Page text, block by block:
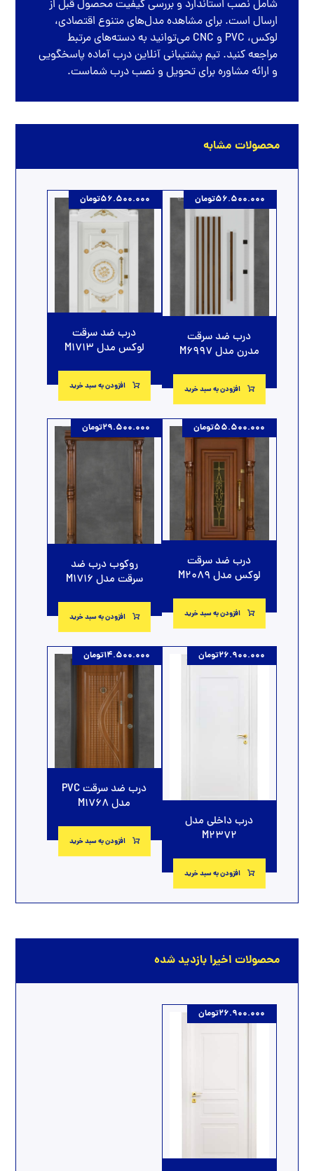
شامل نصب استاندارد و بررسی کیفیت محصول قبل از
ارسال است. برای مشاهده مدل‌های متنوع اقتصادی،
لوکس، PVC و CNC می‌توانید به دسته‌های مرتبط
مراجعه کنید. تیم پشتیبانی آنلاین درب آماده پاسخگویی
و ارائه مشاوره برای تحویل و نصب درب شماست.
محصولات مشابه
درب ضد سرقت
مدرن مدل M6997
56.500.000تومان
افزودن به سبد خرید
درب ضد سرقت
لوکس مدل M1713
56.500.000تومان
افزودن به سبد خرید
درب ضد سرقت
لوکس مدل M2089
55.500.000تومان
افزودن به سبد خرید
روکوب درب ضد
سرقت مدل M1716
29.500.000تومان
افزودن به سبد خرید
درب داخلی مدل
M2372
26.900.000تومان
افزودن به سبد خرید
درب ضد سرقت PVC
مدل M1768
14.500.000تومان
افزودن به سبد خرید
محصولات اخیرا بازدید شده
26.900.000تومان